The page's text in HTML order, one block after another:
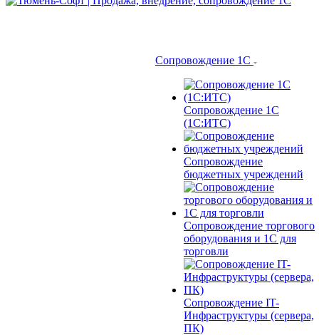
Сопровождение 1С
Сопровождение 1С
(1С:ИТС)
Сопровождение
бюджетных учреждений
Сопровождение торгового
оборудования и 1С для
торговли
Сопровождение IT-
Инфраструктуры (сервера,
ПК)